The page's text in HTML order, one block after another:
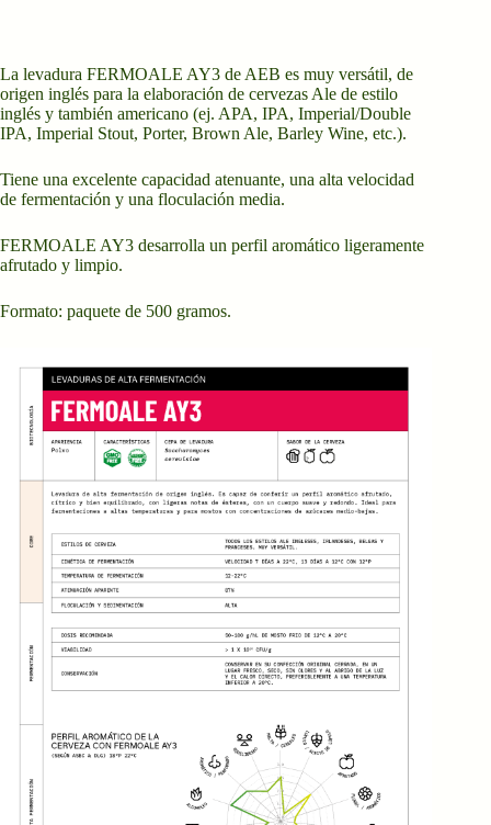
La levadura FERMOALE AY3 de AEB es muy versátil, de
origen inglés para la elaboración de cervezas Ale de estilo
inglés y también americano (ej. APA, IPA, Imperial/Double
IPA, Imperial Stout, Porter, Brown Ale, Barley Wine, etc.).
Tiene una excelente capacidad atenuante, una alta velocidad
de fermentación y una floculación media.
FERMOALE AY3 desarrolla un perfil aromático ligeramente
afrutado y limpio.
Formato: paquete de 500 gramos.